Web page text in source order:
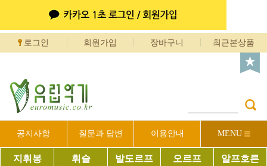
로그인 회원가입 장바구니 최근본상품
공지사항 질문과 답변 이용안내 MENU
지휘봉 휘슬 발도르프 오르프 알프호른